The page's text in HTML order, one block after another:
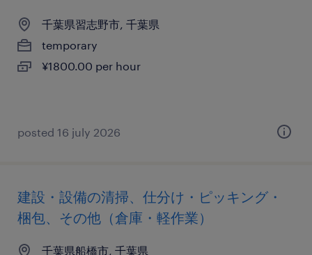
千葉県習志野市, 千葉県
temporary
¥1800.00 per hour
posted 16 july 2026
建設・設備の清掃、仕分け・ピッキング・
梱包、その他（倉庫・軽作業）
千葉県船橋市, 千葉県